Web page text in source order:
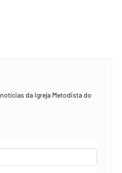
da Igreja Metodista do